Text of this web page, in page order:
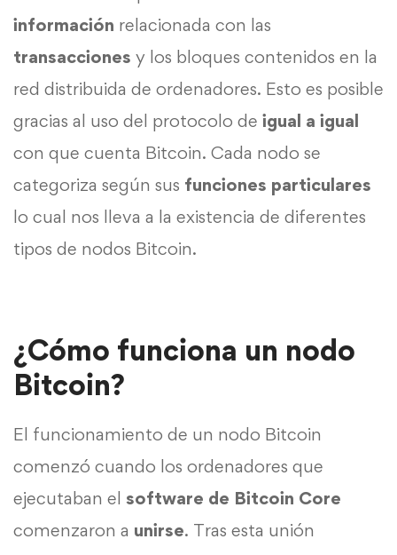
información relacionada con las
transacciones y los bloques contenidos en la
red distribuida de ordenadores. Esto es posible
gracias al uso del protocolo de igual a igual
con que cuenta Bitcoin. Cada nodo se
categoriza según sus funciones particulares
lo cual nos lleva a la existencia de diferentes
tipos de nodos Bitcoin.
¿Cómo funciona un nodo
Bitcoin?
El funcionamiento de un nodo Bitcoin
comenzó cuando los ordenadores que
ejecutaban el software de Bitcoin Core
comenzaron a unirse. Tras esta unión